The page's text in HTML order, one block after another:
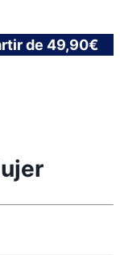
de 49,90€